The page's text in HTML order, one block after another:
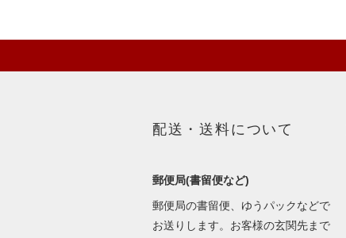
配送・送料について
郵便局(書留便など)
郵便局の書留便、ゆうパックなどで
お送りします。お客様の玄関先まで